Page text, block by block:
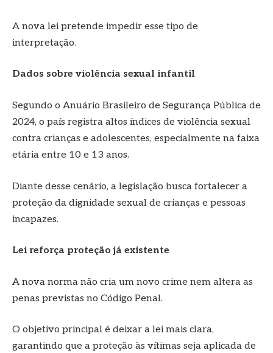
A nova lei pretende impedir esse tipo de
interpretação.
Dados sobre violência sexual infantil
Segundo o Anuário Brasileiro de Segurança Pública de
2024, o país registra altos índices de violência sexual
contra crianças e adolescentes, especialmente na faixa
etária entre 10 e 13 anos.
Diante desse cenário, a legislação busca fortalecer a
proteção da dignidade sexual de crianças e pessoas
incapazes.
Lei reforça proteção já existente
A nova norma não cria um novo crime nem altera as
penas previstas no Código Penal.
O objetivo principal é deixar a lei mais clara,
garantindo que a proteção às vítimas seja aplicada de